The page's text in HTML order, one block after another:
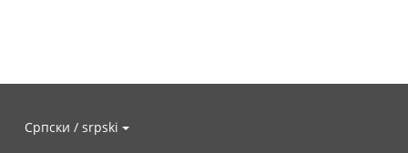
Српски / srpski